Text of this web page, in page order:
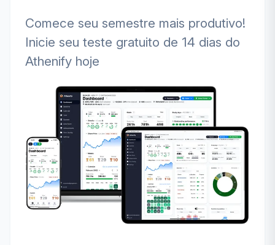
Comece seu semestre mais produtivo!
Inicie seu teste gratuito de 14 dias do
Athenify hoje